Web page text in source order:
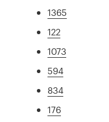
1365
122
1073
594
834
176